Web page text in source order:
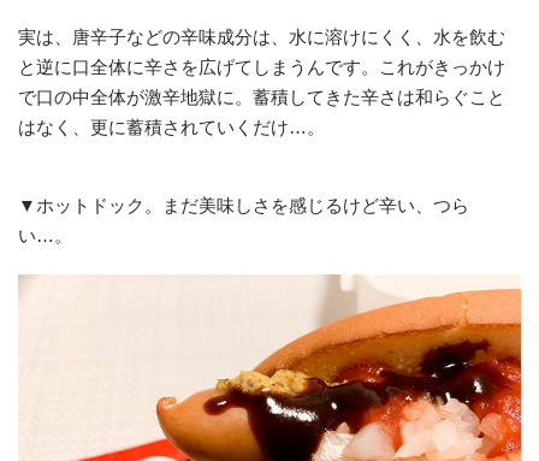
実は、唐辛子などの辛味成分は、水に溶けにくく、水を飲む
と逆に口全体に辛さを広げてしまうんです。これがきっかけ
で口の中全体が激辛地獄に。蓄積してきた辛さは和らぐこと
はなく、更に蓄積されていくだけ…。
▼ホットドック。まだ美味しさを感じるけど辛い、つら
い…。